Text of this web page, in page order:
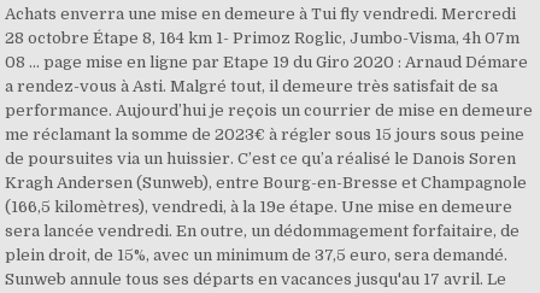
Achats enverra une mise en demeure à Tui fly vendredi. Mercredi
28 octobre Étape 8, 164 km 1- Primoz Roglic, Jumbo-Visma, 4h 07m
08 ... page mise en ligne par Etape 19 du Giro 2020 : Arnaud Démare
a rendez-vous à Asti. Malgré tout, il demeure très satisfait de sa
performance. Aujourd’hui je reçois un courrier de mise en demeure
me réclamant la somme de 2023€ à régler sous 15 jours sous peine
de poursuites via un huissier. C’est ce qu’a réalisé le Danois Soren
Kragh Andersen (Sunweb), entre Bourg-en-Bresse et Champagnole
(166,5 kilomètres), vendredi, à la 19e étape. Une mise en demeure
sera lancée vendredi. En outre, un dédommagement forfaitaire, de
plein droit, de 15%, avec un minimum de 37,5 euro, sera demandé.
Sunweb annule tous ses départs en vacances jusqu'au 17 avril. Le